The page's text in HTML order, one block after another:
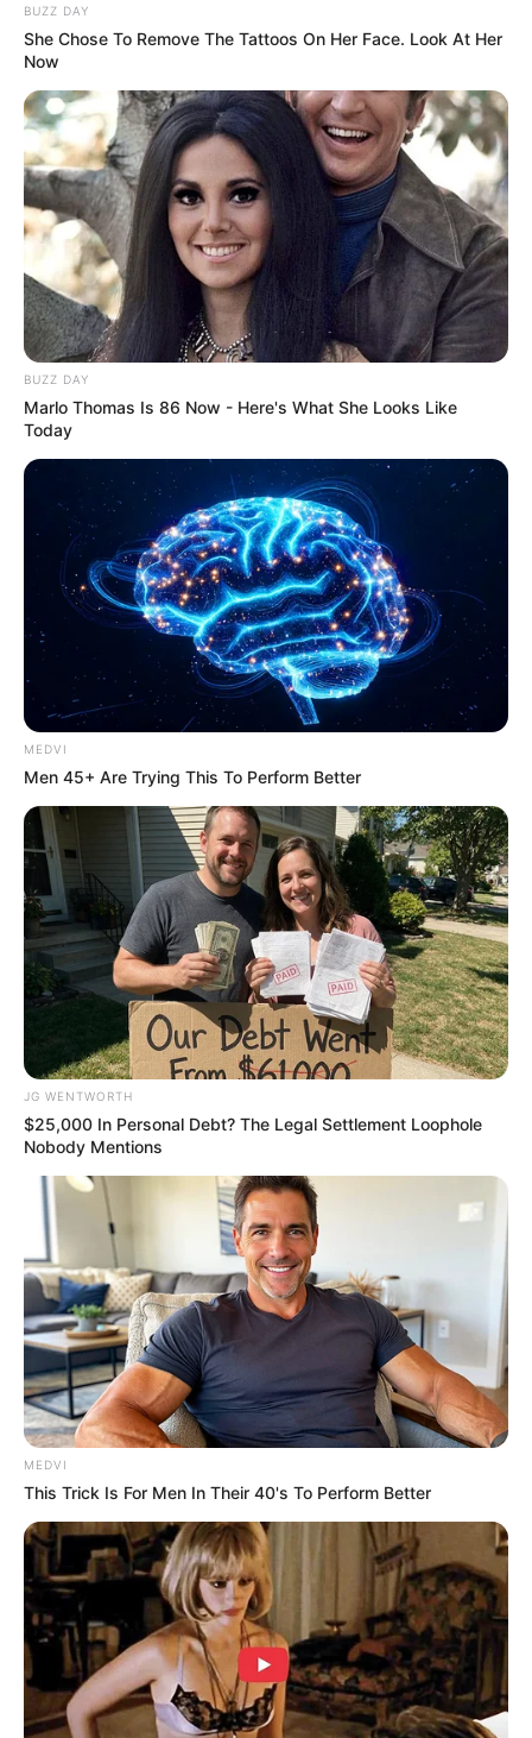
Discover 15 Surprising Things Forbidden By The
Bible
BRAINBERRIES
Have You Seen Her GRWM? She Inspires Millions
BRAINBERRIES
Why this ordinary drink is the secret to feeling
your best every day
CTA LOVE
It's Not Your Typical Family: Each Member Has
This Unique Trait!
BRAINBERRIES
BUZZ DAY
She Chose To Remove The Tattoos On Her Face. Look At Her
Now
BUZZ DAY
Marlo Thomas Is 86 Now - Here's What She Looks Like
Today
MEDVI
Men 45+ Are Trying This To Perform Better
JG WENTWORTH
$25,000 In Personal Debt? The Legal Settlement Loophole
Nobody Mentions
MEDVI
This Trick Is For Men In Their 40's To Perform Better